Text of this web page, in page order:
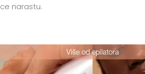
narastu.